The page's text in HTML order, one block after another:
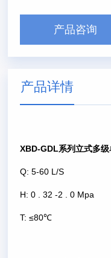
产品咨询
产品详情
XBD-GDL系列立式多
Q: 5-60 L/S
H: 0 . 32 -2 . 0 Mpa
T: ≤80℃